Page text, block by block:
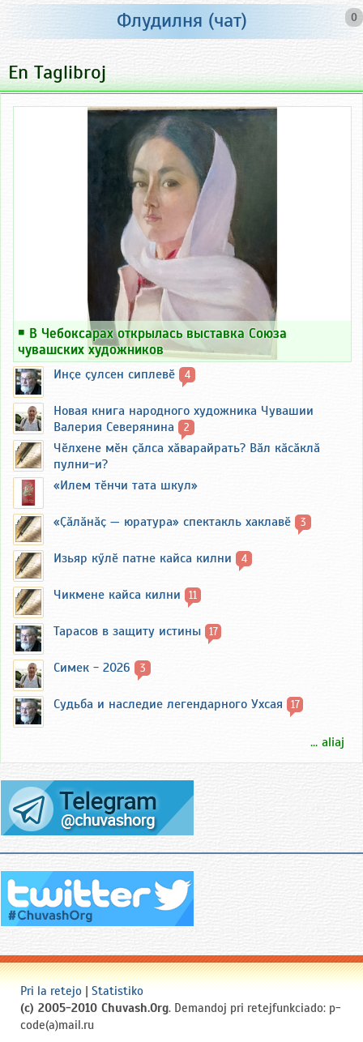
0
Флудилня (чат)
En Taglibroj
￭ В Чебоксарах открылась выставка Союза
чувашских художников
Инҫе ҫулсен сиплевӗ 4
Новая книга народного художника Чувашии
Валерия Северянина
2
Чӗлхене мӗн ҫӑлса хӑварайрать? Вӑл кӑсӑклӑ
пулни-и?
«Илем тӗнчи тата шкул»
«Ҫӑлӑнӑҫ — юратура» спектакль хаклавӗ 3
Изьяр кӳлӗ патне кайса килни 4
Чикмене кайса килни 11
Тарасов в защиту истины 17
Симек - 2026 3
Судьба и наследие легендарного Ухсая 17
... aliaj
Pri la retejo | Statistiko
(c) 2005-2010 Chuvash.Org. Demandoj pri retejfunkciado: p-
code(a)mail.ru